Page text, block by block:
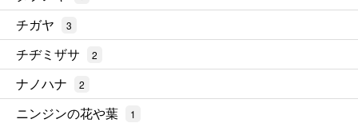
チガヤ 3
チヂミザサ 2
ナノハナ 2
ニンジンの花や葉 1